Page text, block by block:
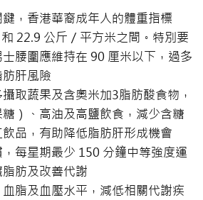
，香港華裔成年人的體重指標
和 22.9 公斤／平方米之間。特別要
腰圍應維持在 90 厘米以下，過多
肝風險
取蔬果及含奧米加3脂肪酸食物，
）、高油及高鹽飲食，減少含糖
品，有助降低脂肪肝形成機會
每星期最少 150 分鐘中等強度運
肪及改善代謝
脂及血壓水平，減低相關代謝疾